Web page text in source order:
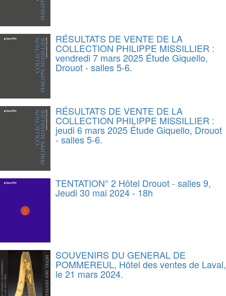
RÉSULTATS DE VENTE DE LA
COLLECTION PHILIPPE MISSILLIER :
vendredi 7 mars 2025 Étude Giquello,
Drouot - salles 5-6.
RÉSULTATS DE VENTE DE LA
COLLECTION PHILIPPE MISSILLIER :
jeudi 6 mars 2025 Étude Giquello, Drouot
- salles 5-6.
TENTATION° 2 Hôtel Drouot - salles 9,
Jeudi 30 mai 2024 - 18h
SOUVENIRS DU GENERAL DE
POMMEREUL, Hôtel des ventes de Laval,
le 21 mars 2024.